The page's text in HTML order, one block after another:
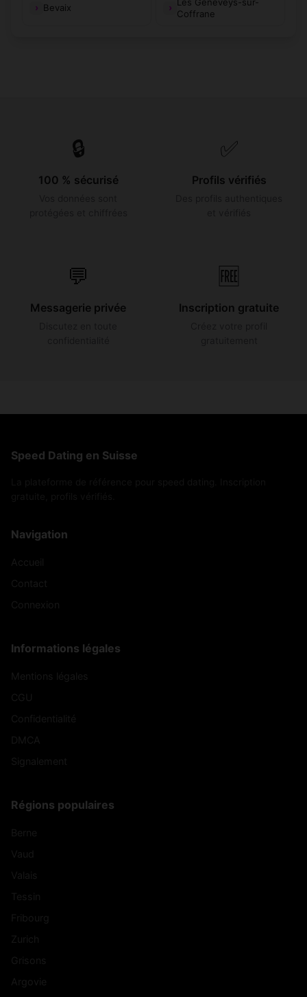
Bevaix
Coffrane
🔒
100 % sécurisé
✅
Profils vérifiés
💬
Messagerie privée
🆓
Inscription gratuite
Speed Dating en Suisse
Navigation
Informations légales
Régions populaires